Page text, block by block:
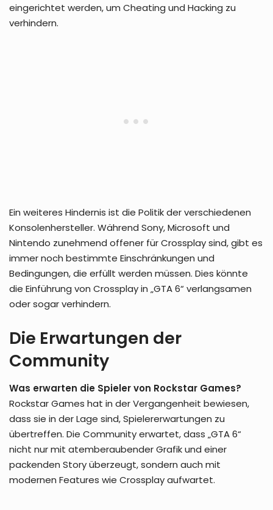
eingerichtet werden, um Cheating und Hacking zu
verhindern.
Ein weiteres Hindernis ist die Politik der verschiedenen
Konsolenhersteller. Während Sony, Microsoft und
Nintendo zunehmend offener für Crossplay sind, gibt es
immer noch bestimmte Einschränkungen und
Bedingungen, die erfüllt werden müssen. Dies könnte
die Einführung von Crossplay in „GTA 6“ verlangsamen
oder sogar verhindern.
Die Erwartungen der
Community
Was erwarten die Spieler von Rockstar Games?
Rockstar Games hat in der Vergangenheit bewiesen,
dass sie in der Lage sind, Spielererwartungen zu
übertreffen. Die Community erwartet, dass „GTA 6“
nicht nur mit atemberaubender Grafik und einer
packenden Story überzeugt, sondern auch mit
modernen Features wie Crossplay aufwartet.